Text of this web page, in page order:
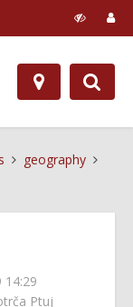
geography
14:29
Ptuj